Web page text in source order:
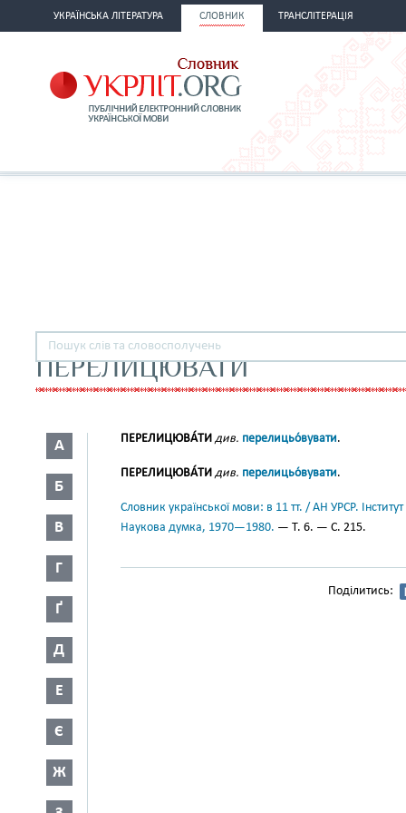
УКРАЇНСЬКА ЛІТЕРАТУРА СЛОВНИК ТРАНСЛІТЕРАЦІЯ
ПЕРЕЛИЦЮВАТИ
А
Б
В
Г
Ґ
Д
Е
Є
Ж
ПЕРЕЛИЦЮВА́ТИ див. перелицьо́вувати.
ПЕРЕЛИЦЮВА́ТИ див. перелицьо́вувати.
Словник української мови: в 11 тт. / АН УРСР.
Наукова думка, 1970—1980. — Т. 6. — С. 215.
Поділитись: